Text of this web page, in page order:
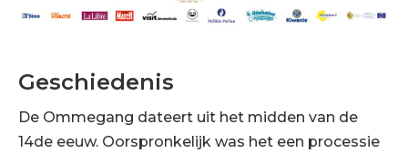
Geschiedenis
De Ommegang dateert uit het midden van de
14de eeuw. Oorspronkelijk was het een processie